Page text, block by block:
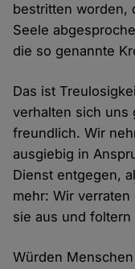
bestritten worden,
Seele
die so genannte
Das ist
verhalten sich uns
freundlich. Wir
ausgiebig in
Dienst entgegen,
mehr: Wir
sie aus und
Würden